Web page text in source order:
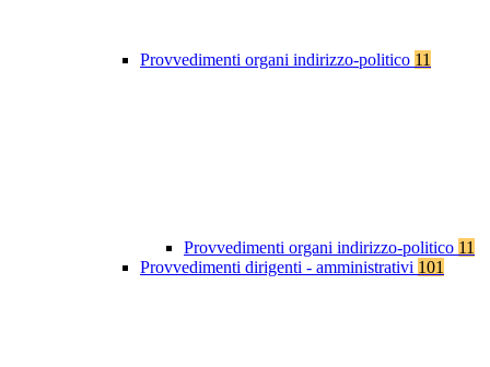
Provvedimenti organi indirizzo-politico 11
Provvedimenti organi indirizzo-politico 11
Provvedimenti dirigenti - amministrativi 101